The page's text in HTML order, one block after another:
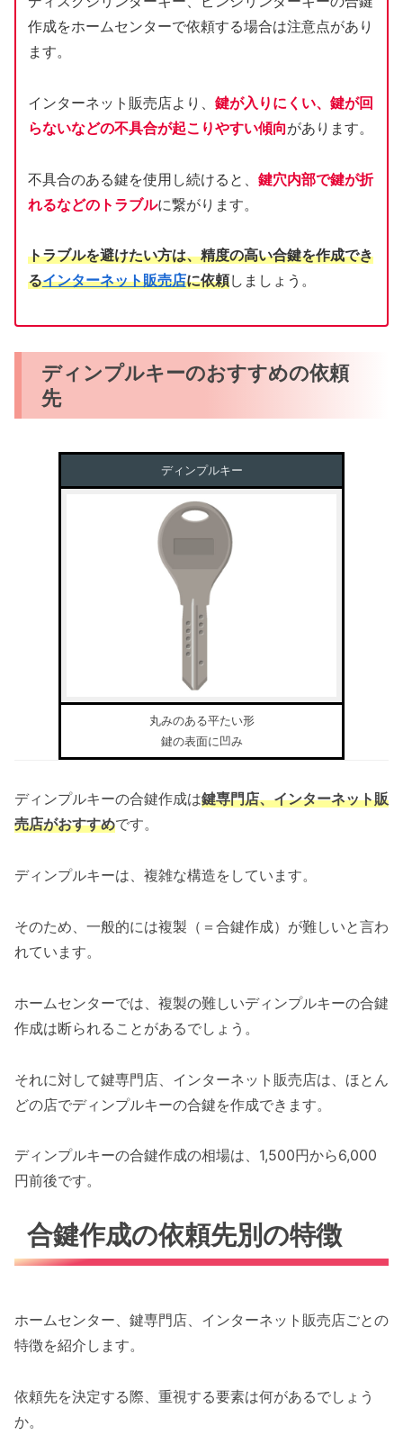
作成をホームセンターで依頼する場合は注意点があり
ます。
インターネット販売店より、 鍵が入りにくい、鍵が回
らないなどの不具合が起こりやすい傾向があります。
不具合のある鍵を使用し続けると、 鍵穴内部で鍵が折
れるなどのトラブルに繋がります。
トラブルを避けたい方は、精度の高い合鍵を作成でき
るインターネット販売店に依頼しましょう。
ディンプルキーのおすすめの依頼
先
ディンプルキー
丸みのある平たい形
鍵の表面に凹み
ディンプルキーの合鍵作成は鍵専門店、インターネット販
売店がおすすめです。
ディンプルキーは、複雑な構造をしています。
そのため、一般的には複製（＝合鍵作成）が難しいと言わ
れています。
ホームセンターでは、複製の難しいディンプルキーの合鍵
作成は断られることがあるでしょう。
それに対して鍵専門店、インターネット販売店は、ほとん
どの店でディンプルキーの合鍵を作成できます。
ディンプルキーの合鍵作成の相場は、1,500円から6,000
円前後です。
合鍵作成の依頼先別の特徴
ホームセンター、鍵専門店、インターネット販売店ごとの
特徴を紹介します。
依頼先を決定する際、重視する要素は何があるでしょう
か。